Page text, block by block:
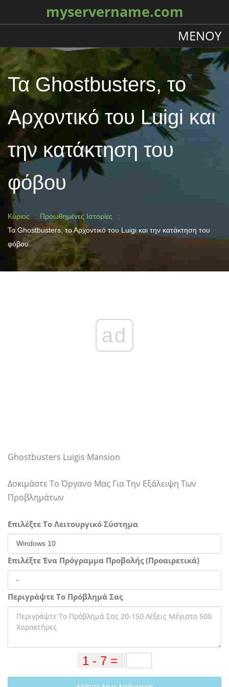
myservername.com
ΜΕΝΟΎ
Τα Ghostbusters, το
Αρχοντικό του Luigi και
την κατάκτηση του
φόβου
Κύριος
Προωθημένες Ιστορίες
Τα Ghostbusters, το Αρχοντικό του Luigi και την κατάκτηση του
φόβου
ad
Ghostbusters Luigis Mansion
Δοκιμάστε Το Όργανο Μας Για Την Εξάλειψη Των
Προβλημάτων
Επιλέξτε Το Λειτουργικό Σύστημα
Επιλέξτε Ένα Πρόγραμμα Προβολής (Προαιρετικά)
Περιγράψτε Το Πρόβλημά Σας